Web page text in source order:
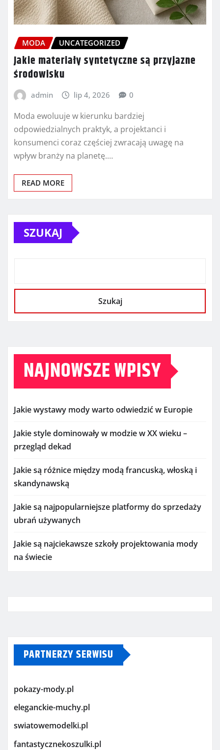
MODA UNCATEGORIZED
Jakie materiały syntetyczne są przyjazne
środowisku
admin lip 4, 2026 0
Moda ewoluuje w kierunku bardziej
odpowiedzialnych praktyk, a projektanci i
konsumenci coraz częściej zwracają uwagę na
wpływ branży na planetę.…
READ MORE
SZUKAJ
Szukaj
NAJNOWSZE WPISY
Jakie wystawy mody warto odwiedzić w Europie
Jakie style dominowały w modzie w XX wieku –
przegląd dekad
Jakie są różnice między modą francuską, włoską i
skandynawską
Jakie są najpopularniejsze platformy do sprzedaży
ubrań używanych
Jakie są najciekawsze szkoły projektowania mody
na świecie
PARTNERZY SERWISU
pokazy-mody.pl
eleganckie-muchy.pl
swiatowemodelki.pl
fantastycznekoszulki.pl